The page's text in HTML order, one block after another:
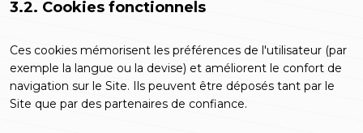
3.2. Cookies fonctionnels
Ces cookies mémorisent les préférences de l'utilisateur (par
exemple la langue ou la devise) et améliorent le confort de
navigation sur le Site. Ils peuvent être déposés tant par le
Site que par des partenaires de confiance.